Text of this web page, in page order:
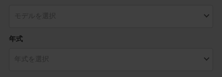
年式